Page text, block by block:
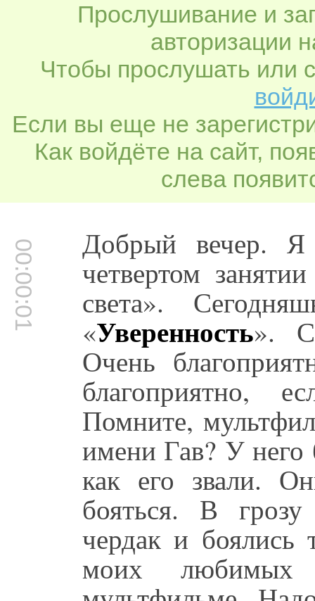
Прослушивание и
авторизации
Чтобы прослушать или
Если вы еще не
Как войдёте на сайт,
слева
00:00:01 Добрый вечер. Я
четвертом
света».
«Уверенность».
Очень
благоприятно,
Помните,
имени Гав? У
как его звали.
бояться. В
чердак и
моих